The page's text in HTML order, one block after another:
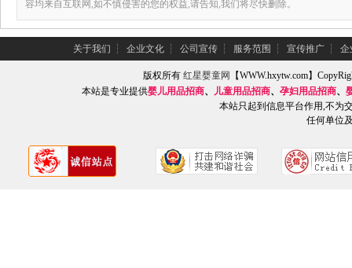
容均来自互联网,如不慎侵害的您的权益,请告知,我们将尽快删除。
关于我们 ┆ 企业文化 ┆ 公司宣传 ┆ 服务范围 ┆ 宣传推广 ┆ 企
版权所有红星婴童网
【WWW.hxytw.com】
本站是专业提供婴儿用品招商、 儿童用品招商、 孕妇用品招商、
本站只起到信息平台作用,不为
任何单位